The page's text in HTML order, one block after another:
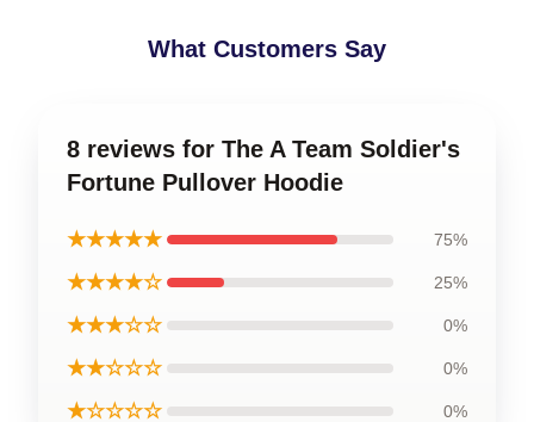
What Customers Say
8 reviews for The A Team Soldier's
Fortune Pullover Hoodie
★★★★★ 75%
★★★★☆ 25%
★★★☆☆ 0%
★★☆☆☆ 0%
★☆☆☆☆ 0%